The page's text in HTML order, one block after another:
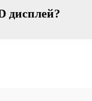
дисплей?